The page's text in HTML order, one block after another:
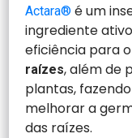
Actara® é um
ingrediente
eficiência para
raízes, além de
plantas,
melhorar a
das raízes.